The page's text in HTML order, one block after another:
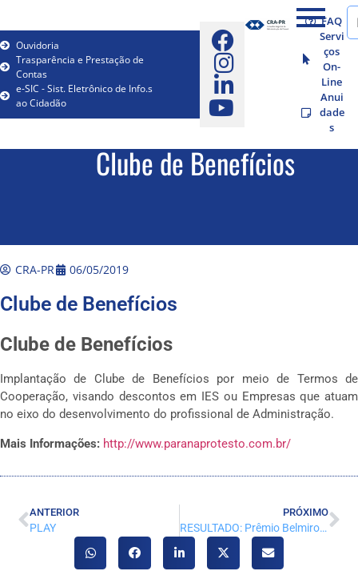
Ouvidoria
Trasparência e Prestação de
Contas
e-SIC - Sist. Eletrônico de Info.s
ao Cidadão
FAQ
Servi
ços
On-
Line
Anui
dade
s
Clube de Benefícios
CRA-PR 06/05/2019
Clube de Benefícios
Clube de Benefícios
Implantação de Clube de Benefícios por meio de Termos de
Cooperação, visando descontos em IES ou Empresas que atuam
no eixo do desenvolvimento do profissional de Administração.
Mais Informações: http://www.paranaprotesto.com.br/
ANTERIOR
PLAY
PRÓXIMO
RESULTADO: Prêmio Belmiro Siqueira, trabalhos premiados contribuem efetivamente com a profissão